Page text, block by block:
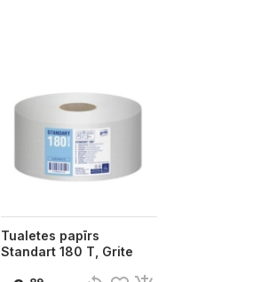
Tualetes papīrs
Standart 180 T, Grite